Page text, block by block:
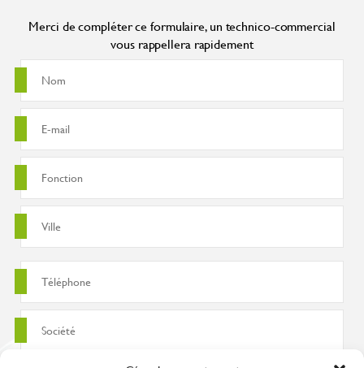
Merci de compléter ce formulaire, un technico-commercial
vous rappellera rapidement